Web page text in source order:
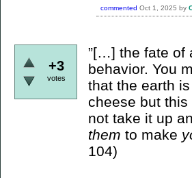
commented Oct 1, 2025 by
+3
votes
”[…] the fate of
behavior. You
that the earth
cheese but
not take it up
them to make
104)